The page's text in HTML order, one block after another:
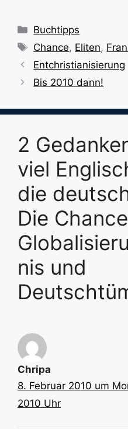
Kategorien
Buchtipps
Schlagwörter
Chance, Eliten,
Entchristianisierung
Bis 2010 dann!
2
viel
die
Die
nis und
Chripa
8. Februar 2010 um
2010 Uhr